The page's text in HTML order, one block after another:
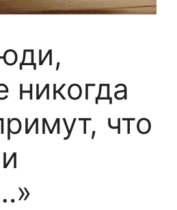
никогда
что